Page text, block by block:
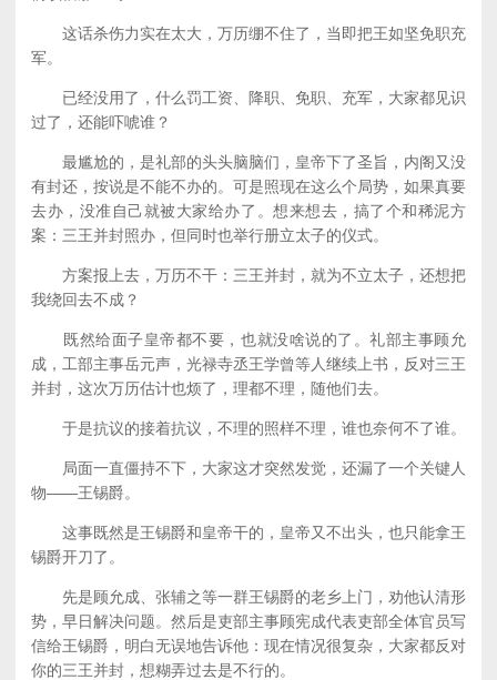
这话杀伤力实在太大，万历绷不住了，当即把王如坚免职充
军。
已经没用了，什么罚工资、降职、免职、充军，大家都见识
过了，还能吓唬谁？
最尴尬的，是礼部的头头脑脑们，皇帝下了圣旨，内阁又没
有封还，按说是不能不办的。可是照现在这么个局势，如果真要
去办，没准自己就被大家给办了。想来想去，搞了个和稀泥方
案：三王并封照办，但同时也举行册立太子的仪式。
方案报上去，万历不干：三王并封，就为不立太子，还想把
我绕回去不成？
既然给面子皇帝都不要，也就没啥说的了。礼部主事顾允
成，工部主事岳元声，光禄寺丞王学曾等人继续上书，反对三王
并封，这次万历估计也烦了，理都不理，随他们去。
于是抗议的接着抗议，不理的照样不理，谁也奈何不了谁。
局面一直僵持不下，大家这才突然发觉，还漏了一个关键人
物——王锡爵。
这事既然是王锡爵和皇帝干的，皇帝又不出头，也只能拿王
锡爵开刀了。
先是顾允成、张辅之等一群王锡爵的老乡上门，劝他认清形
势，早日解决问题。然后是吏部主事顾宪成代表吏部全体官员写
信给王锡爵，明白无误地告诉他：现在情况很复杂，大家都反对
你的三王并封，想糊弄过去是不行的。